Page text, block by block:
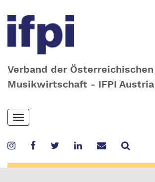
Verband der Österreichischen
Musikwirtschaft - IFPI Austria
Skip
to
content
Toggle
navigation